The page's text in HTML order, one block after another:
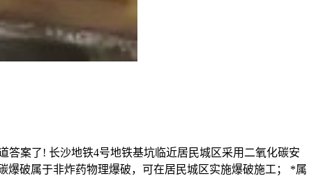
答案了! 长沙地铁4号地铁基坑临近居民城区采用二氧化碳安
破属于非炸药物理爆破，可在居民城区实施爆破施工； *属